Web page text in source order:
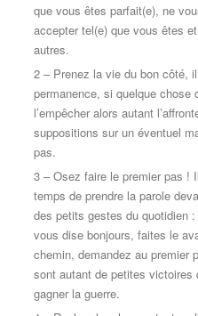
que vous êtes parfait(e), ne
accepter tel(e) que vous êtes
autres.
2 – Prenez la vie du bon côté,
permanence, si quelque chose
l’empêcher alors autant
suppositions sur un éventuel
pas.
3 – Osez faire le premier pas !
temps de prendre la parole
des petits gestes du quotidien
vous dise bonjours, faites le
chemin, demandez au premier
sont autant de petites victoires
gagner la guerre.